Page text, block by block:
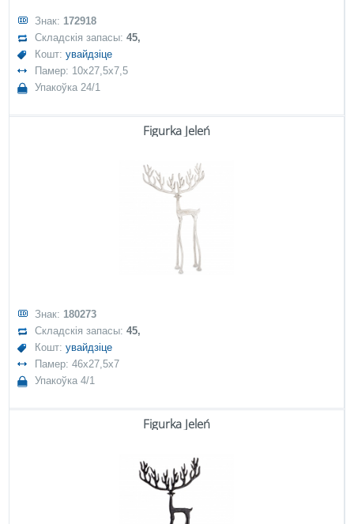
Знак: 172918
Складскія запасы:45,
Кошт:увайдзіце
Памер: 10x27,5x7,5
Упакоўка 24/1
Figurka Jeleń
Знак: 180273
Складскія запасы:45,
Кошт:увайдзіце
Памер: 46x27,5x7
Упакоўка 4/1
Figurka Jeleń